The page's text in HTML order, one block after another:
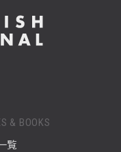
& BOOKS
覧